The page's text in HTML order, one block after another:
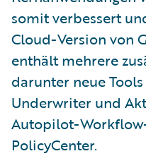
somit verbessert
Cloud-Version von
enthält mehrere
darunter neue
Underwriter und
Autopilot-
PolicyCenter.